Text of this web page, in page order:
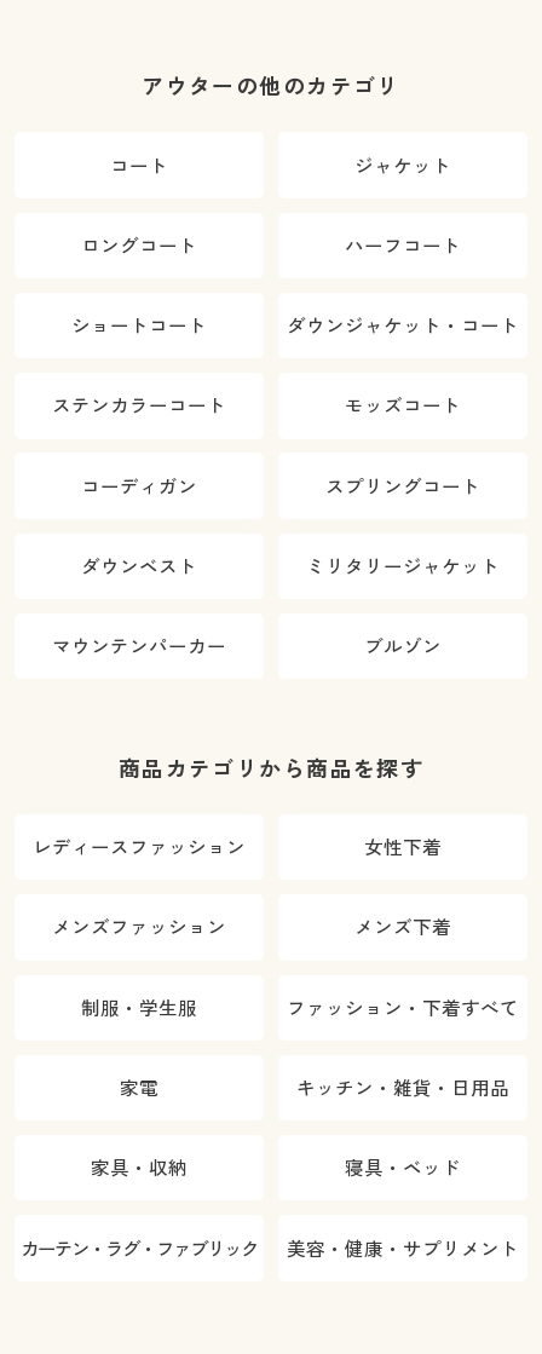
アウターの他のカテゴリ
コート ジャケット
ロングコート ハーフコート
ショートコート ダウンジャケット・コート
ステンカラーコート モッズコート
コーディガン スプリングコート
ダウンベスト ミリタリージャケット
マウンテンパーカー ブルゾン
商品カテゴリから商品を探す
レディースファッション 女性下着
メンズファッション メンズ下着
制服・学生服 ファッション・下着すべて
家電 キッチン・雑貨・日用品
家具・収納 寝具・ベッド
カーテン・ラグ・ファブリック 美容・健康・サプリメント